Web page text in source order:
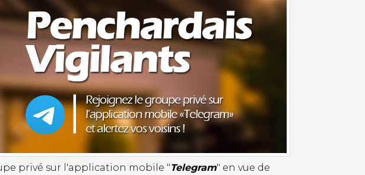
privé sur l'application mobile "Telegram" en vue de